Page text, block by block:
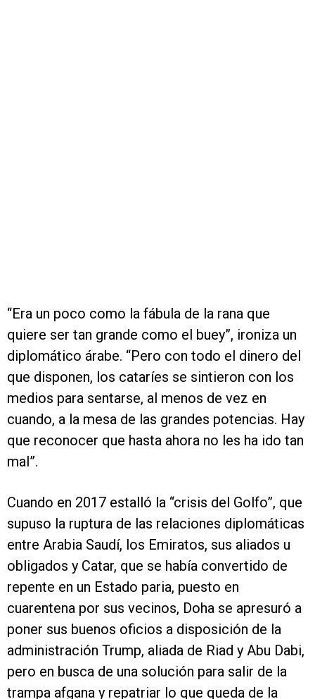
“Era un poco como la fábula de la rana que
quiere ser tan grande como el buey”, ironiza un
diplomático árabe. “Pero con todo el dinero del
que disponen, los cataríes se sintieron con los
medios para sentarse, al menos de vez en
cuando, a la mesa de las grandes potencias. Hay
que reconocer que hasta ahora no les ha ido tan
mal”.
Cuando en 2017 estalló la “crisis del Golfo”, que
supuso la ruptura de las relaciones diplomáticas
entre Arabia Saudí, los Emiratos, sus aliados u
obligados y Catar, que se había convertido de
repente en un Estado paria, puesto en
cuarentena por sus vecinos, Doha se apresuró a
poner sus buenos oficios a disposición de la
administración Trump, aliada de Riad y Abu Dabi,
pero en busca de una solución para salir de la
trampa afgana y repatriar lo que queda de la